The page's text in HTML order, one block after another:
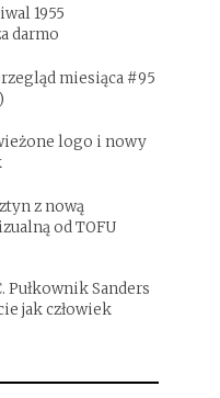
1955
darmo
miesiąca #95
logo i nowy
z nową
od TOFU
Pułkownik Sanders
jak człowiek